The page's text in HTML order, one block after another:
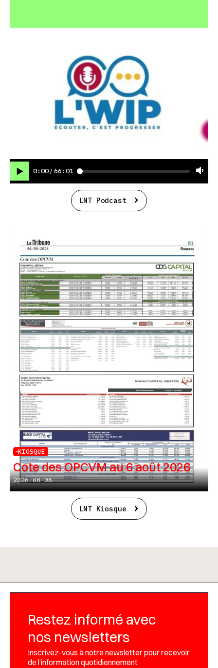
0:00 / 66:01
LNT Podcast
KIOSQUE
Cote des OPCVM au 6 août 2026
2026-08-06
LNT Kiosque
Restez informé avec
nos newsletters
Inscrivez-vous à notre newsletter pour recevoir
de l’information quotidiennement